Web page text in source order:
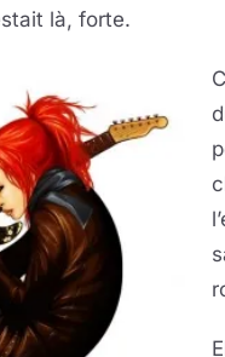
là, forte.